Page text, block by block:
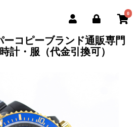
0
コピーブランド通販専門
計・服（代金引換可）